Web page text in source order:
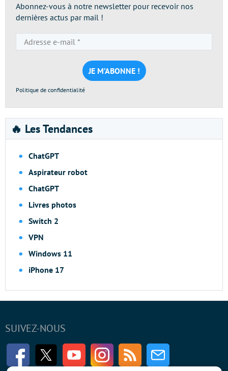
Abonnez-vous à notre newsletter pour recevoir nos
dernières actus par mail !
e-
mail
*
Politique de confidentialité
🔥 Les Tendances
ChatGPT
Aspirateur robot
ChatGPT
Livres photos
Switch 2
VPN
Windows 11
iPhone 17
SUIVEZ-NOUS
FacebookTwitter Youtube InstagramRSS Newsletter